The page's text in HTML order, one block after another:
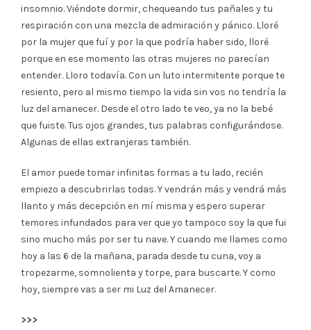
insomnio. Viéndote dormir, chequeando tus pañales y tu
respiración con una mezcla de admiración y pánico. Lloré
por la mujer que fuí y por la que podría haber sido, lloré
porque en ese momento las otras mujeres no parecían
entender. Lloro todavía. Con un luto intermitente porque te
resiento, pero al mismo tiempo la vida sin vos no tendría la
luz del amanecer. Desde el otro lado te veo, ya no la bebé
que fuiste. Tus ojos grandes, tus palabras configurándose.
Algunas de ellas extranjeras también.
El amor puede tomar infinitas formas a tu lado, recién
empiezo a descubrirlas todas. Y vendrán más y vendrá más
llanto y más decepción en mí misma y espero superar
temores infundados para ver que yo tampoco soy la que fui
sino mucho más por ser tu nave. Y cuando me llames como
hoy a las 6 de la mañana, parada desde tu cuna, voy a
tropezarme, somnolienta y torpe, para buscarte. Y como
hoy, siempre vas a ser mi Luz del Amanecer.
>>>